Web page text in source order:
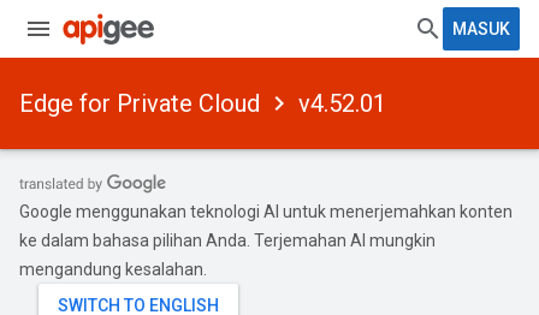
MASUK
Edge for Private Cloud v4.52.01
Google menggunakan teknologi AI untuk menerjemahkan konten
ke dalam bahasa pilihan Anda. Terjemahan AI mungkin
mengandung kesalahan.